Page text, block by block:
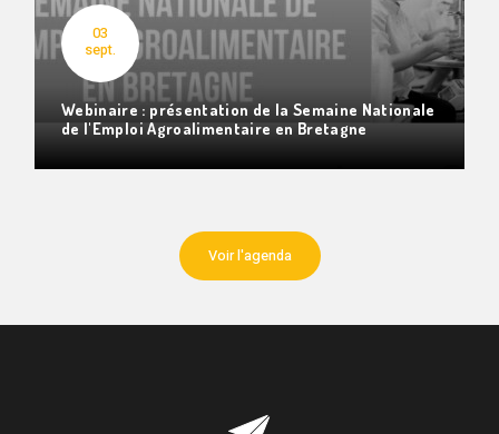
03
sept.
Webinaire : présentation de la Semaine Nationale
de l'Emploi Agroalimentaire en Bretagne
Voir l'agenda